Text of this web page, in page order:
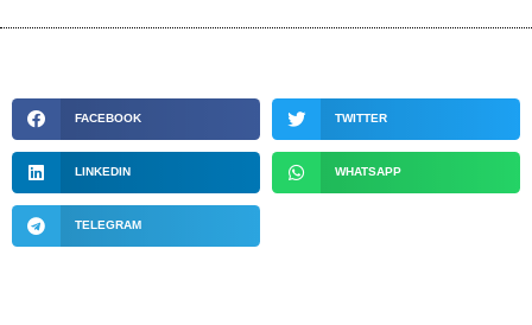
FACEBOOK TWITTER
LINKEDIN WHATSAPP
TELEGRAM